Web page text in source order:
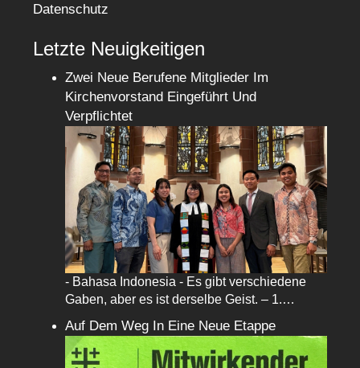
Datenschutz
Letzte Neuigkeitigen
Zwei Neue Berufene Mitglieder Im
Kirchenvorstand Eingeführt Und
Verpflichtet
- Bahasa Indonesia - Es gibt verschiedene
Gaben, aber es ist derselbe Geist. – 1.…
Auf Dem Weg In Eine Neue Etappe